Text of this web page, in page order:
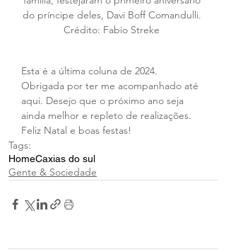
do príncipe deles, Davi Boff Comandulli.
Crédito: Fabio Streke
Esta é a última coluna de 2024.
Obrigada por ter me acompanhado até
aqui. Desejo que o próximo ano seja
ainda melhor e repleto de realizações.
Feliz Natal e boas festas!
Tags:
HomeCaxias do sul
Gente & Sociedade